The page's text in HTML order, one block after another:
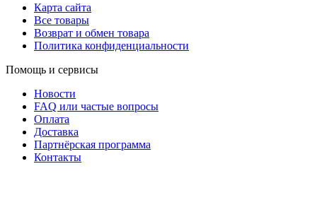
Карта сайта
Все товары
Возврат и обмен товара
Политика конфиденциальности
Помощь и сервисы
Новости
FAQ или частые вопросы
Оплата
Доставка
Партнёрская программа
Контакты